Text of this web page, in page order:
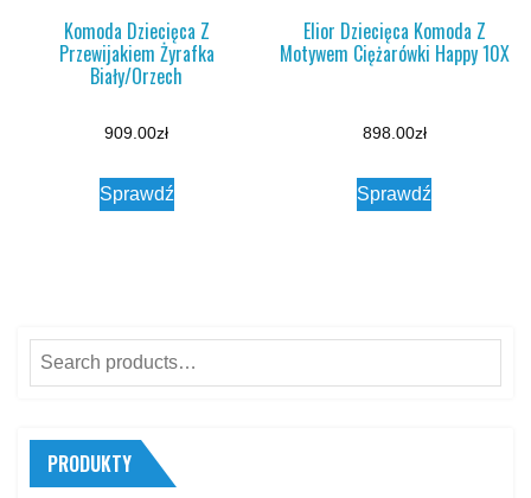
Komoda Dziecięca Z
Przewijakiem Żyrafka
Biały/Orzech
909.00zł
Sprawdź
Elior Dziecięca Komoda Z
Motywem Ciężarówki Happy 10X
898.00zł
Sprawdź
Search
for:
PRODUKTY